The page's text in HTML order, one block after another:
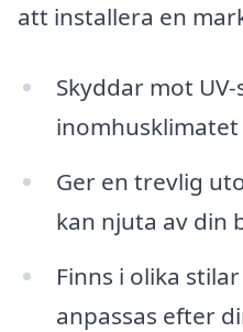
att installera en
Skyddar mot
inomhusklimatet
Ger en trevlig
kan njuta av din
Finns i olika
anpassas efter